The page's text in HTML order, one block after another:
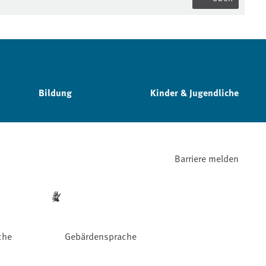
Bildung Kinder & Jugendliche
Gebärdensprache
Barriere melden